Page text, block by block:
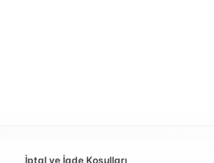
İptal ve İade Koşulları